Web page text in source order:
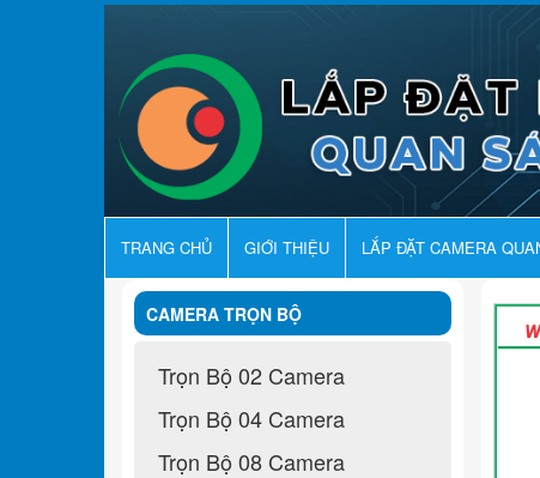
TRANG CHỦ GIỚI THIỆU LẮP ĐẶT CAMERA
CAMERA TRỌN BỘ
Trọn Bộ 02 Camera
Trọn Bộ 04 Camera
Trọn Bộ 08 Camera